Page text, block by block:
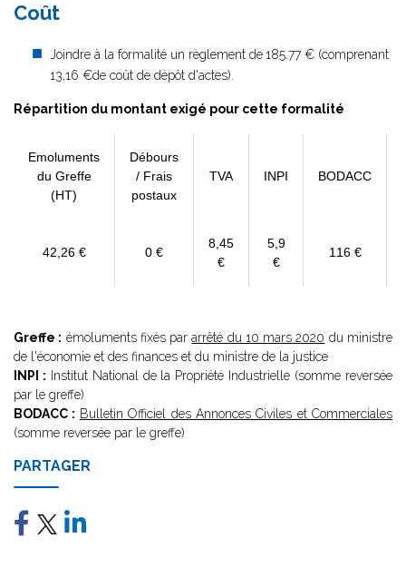
Coût
Joindre à la formalité un règlement de185.77 € (comprenant
13,16 €de coût de dépôt d'actes).
Répartition du montant exigé pour cette formalité
Emoluments
du Greffe
(HT)
Débours
/ Frais
postaux
TVA INPI BODACC
42,26 € 0 €
8,45
€
5,9
€
116 €
Greffe : émoluments fixés pararrêté du 10 mars 2020 du ministre
de l'économie et des finances et du ministre de la justice
INPI : Institut National de la Propriété Industrielle (somme reversée
par le greffe)
BODACC : Bulletin Officiel des Annonces Civiles et Commerciales
(somme reversée par le greffe)
PARTAGER